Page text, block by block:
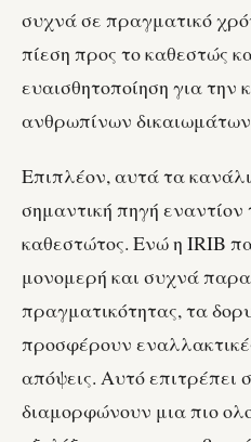
συχνά σε πραγματικό
πίεση προς το καθεστώς
ευαισθητοποίηση για την
ανθρωπίνων
Επιπλέον, αυτά τα
σημαντική πηγή
καθεστώτος. Ενώ η IRIB
μονομερή και συχνά
πραγματικότητας, τα
προσφέρουν
απόψεις. Αυτό επιτρέπει
διαμορφώνουν μια πιο